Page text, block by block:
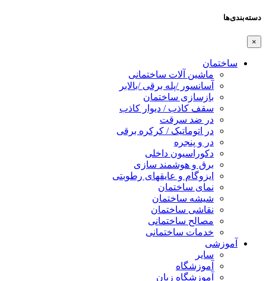
دسته‌بندی‌ها
×
ساختمان
ماشین آلات ساختمانی
آسانسور /پله برقی /بالابر
بازسازی ساختمان
سقف کاذب / دیوار کاذب
در ضد سرقت
در اتوماتیک / کرکره برقی
در و پنجره
دکوراسیون داخلی
برق و هوشمند سازی
ایزوگام و عایقهای رطوبتی
نمای ساختمان
شیشه ساختمان
نقاشی ساختمان
مصالح ساختمانی
خدمات ساختمانی
آموزشی
سایر
آموزشگاه
آموزشگاه زبان